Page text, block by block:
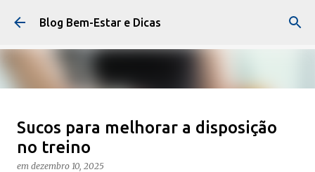
Pular para o conteúdo principal
Blog Bem-Estar e Dicas
Como Aliviar Dor Lombar com
Exercícios
em janeiro 23, 2026
Sucos para melhorar a disposição
no treino
em dezembro 10, 2025